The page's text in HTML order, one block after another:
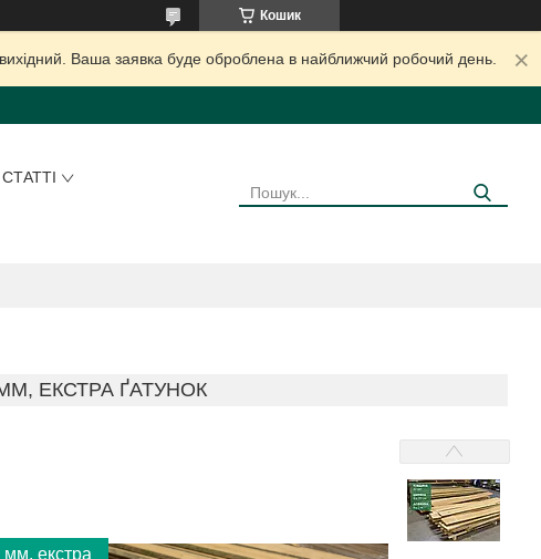
Кошик
Ваша заявка буде оброблена в найближчий робочий день.
ЕКСТРА ҐАТУНОК
мм, екстра